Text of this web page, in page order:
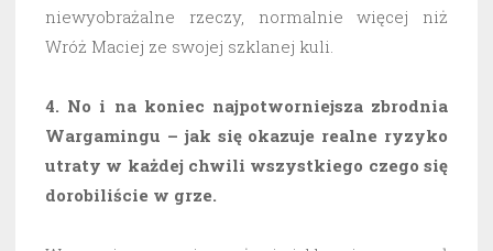
niewyobrażalne rzeczy, normalnie więcej niż
Wróż Maciej ze swojej szklanej kuli.
4. No i na koniec najpotworniejsza zbrodnia
Wargamingu – jak się okazuje realne ryzyko
utraty w każdej chwili wszystkiego czego się
dorobiliście w grze.